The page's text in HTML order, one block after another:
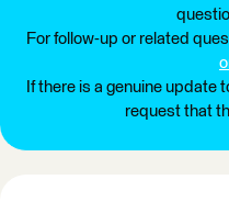
For follow-up or related
If there is a genuine update
request that